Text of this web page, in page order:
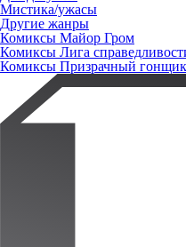
Мистика/ужасы
Другие жанры
Комиксы Майор Гром
Комиксы Лига
Комиксы Призрачный